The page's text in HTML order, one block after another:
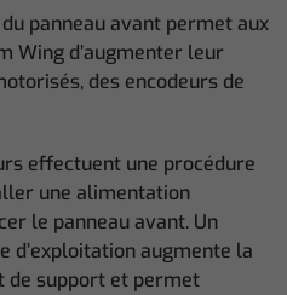
panneau avant permet aux
Wing d’augmenter leur
des encodeurs de
effectuent une procédure
une alimentation
le panneau avant. Un
d’exploitation augmente la
de support et permet